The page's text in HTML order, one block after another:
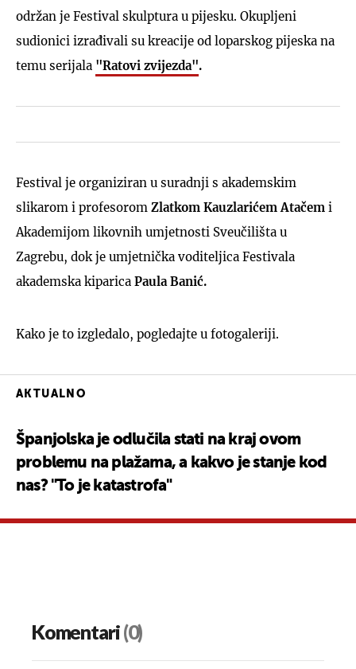
održan je Festival skulptura u pijesku. Okupljeni
sudionici izrađivali su kreacije od loparskog pijeska na
temu serijala "Ratovi zvijezda".
Festival je organiziran u suradnji s akademskim
slikarom i profesorom Zlatkom Kauzlarićem Atačem i
Akademijom likovnih umjetnosti Sveučilišta u
Zagrebu, dok je umjetnička voditeljica Festivala
akademska kiparica Paula Banić.
Kako je to izgledalo, pogledajte u fotogaleriji.
AKTUALNO
Španjolska je odlučila stati na kraj ovom
problemu na plažama, a kakvo je stanje kod
nas? "To je katastrofa"
Komentari(0)